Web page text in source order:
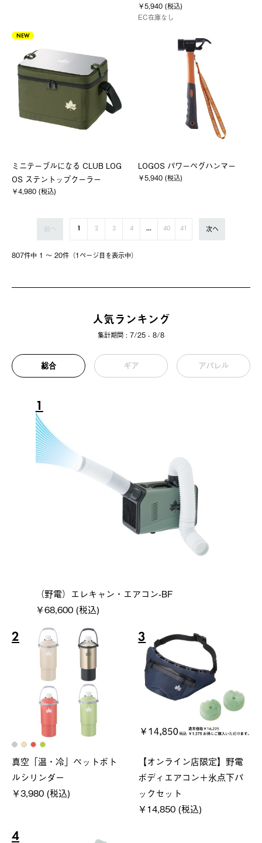
￥5,940 (税込)
EC在庫なし
NEW
ミニテーブルになる CLUB LOG
OS ステントップクーラー
￥4,980 (税込)
LOGOS パワーペグハンマー
￥5,940 (税込)
807件中 1 〜 20件（1ページ⽬を表⽰中）
前へ 1 2 3 4 ... 40 41 次へ
人気ランキング
集計期間 : 7/25 - 8/8
総合 ギア アパレル
1
（野電）エレキャン・エアコン-BF
￥68,600 (税込)
2
真空「温・冷」ペットボト
ルシリンダー
￥3,980 (税込)
3
【オンライン店限定】野電
ボディエアコン＋氷点下パ
ックセット
￥14,850 (税込)
4